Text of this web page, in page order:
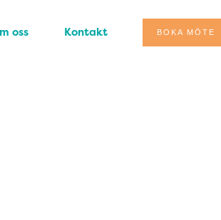
oss Kontakt BOKA MÖTE